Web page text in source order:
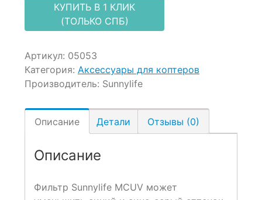
КУПИТЬ В 1 КЛИК
(ТОЛЬКО СПБ)
Артикул: 05053
Категория: Аксессуары для коптеров
Производитель: Sunnylife
Описание Детали Отзывы (0)
Описание
Фильтр Sunnylife MCUV может